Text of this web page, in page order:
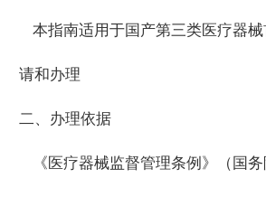
本指南适用于国产第三类医疗器械
请和办理
二、办理依据
《医疗器械监督管理条例》（国